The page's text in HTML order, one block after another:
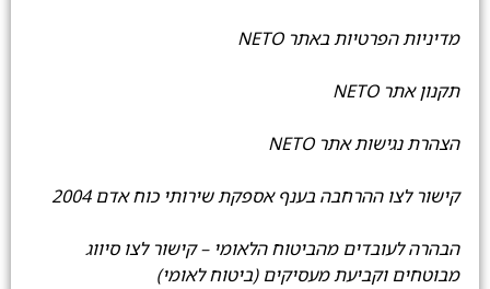
מדיניות הפרטיות באתר NETO
תקנון אתר NETO
הצהרת נגישות אתר NETO
קישור לצו ההרחבה בענף אספקת שירותי כוח אדם 2004
הבהרה לעובדים מהביטוח הלאומי – קישור לצו סיווג
מבוטחים וקביעת מעסיקים (ביטוח לאומי)